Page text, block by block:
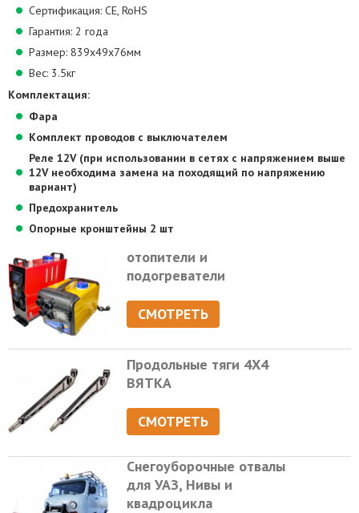
Сертификация: CE, RoHS
Гарантия: 2 года
Размер: 839х49х76мм
Вес: 3.5кг
Комплектация:
Фара
Комплект проводов с выключателем
Реле 12V (при использовании в сетях с напряжением выше
12V необходима замена на походящий по напряжению
вариант)
Предохранитель
Опорные кронштейны 2 шт
отопители и
подогреватели
СМОТРЕТЬ
Продольные тяги 4Х4
ВЯТКА
СМОТРЕТЬ
Снегоуборочные отвалы
для УАЗ, Нивы и
квадроцикла